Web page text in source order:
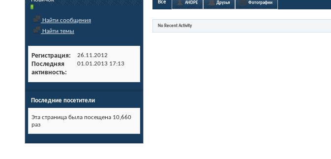
Найти сообщения
Найти темы
Регистрация 26.11.2012
Последняя
активность
01.01.2013 17:13
Последние посетители
Эта страница была посещена 10,660
раз
Все AHDPE Друзья Фотографии
No Recent Activity